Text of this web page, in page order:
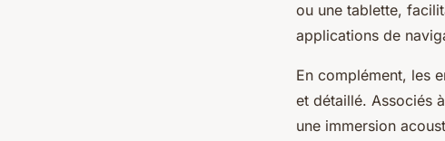
ou une tablette,
applications de
En complément, les
et détaillé. Associés
une immersion